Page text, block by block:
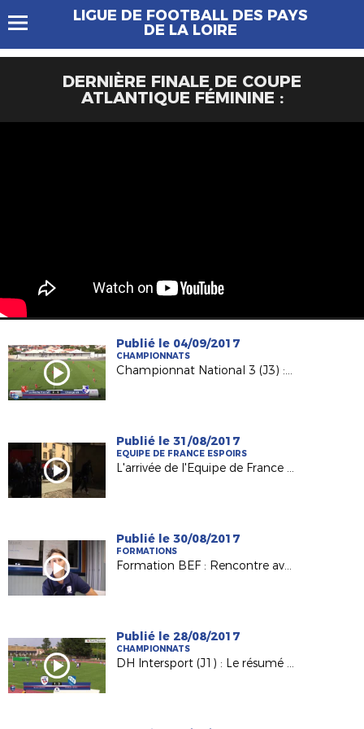
LIGUE DE FOOTBALL DES PAYS
DE LA LOIRE
DERNIÈRE FINALE DE COUPE
ATLANTIQUE FÉMININE :
Publié le 04/09/2017
CHAMPIONNATS
Championnat National 3 (J3) : La Roche VF / US Changé (3-0)
Publié le 31/08/2017
EQUIPE DE FRANCE ESPOIRS
L'arrivée de l'Equipe de France Espoirs à Laval !
Publié le 30/08/2017
FORMATIONS
Formation BEF : Rencontre avec Charlène Karsenti, joueuse et éducatrice au Mans FC
Publié le 28/08/2017
CHAMPIONNATS
DH Intersport (J1) : Le résumé de FC Rezé / AS La Châtaigneraie (1-2)